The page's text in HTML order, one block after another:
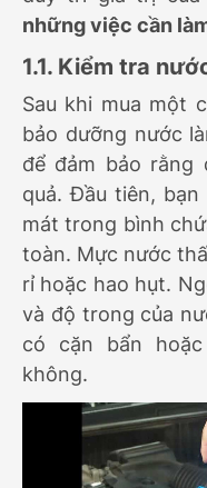
những việc cần
1.1. Kiểm tra
Sau khi mua một
bảo dưỡng nước
để đảm bảo rằng
quả. Đầu tiên,
mát trong bình
toàn. Mực nước
rỉ hoặc hao hụt.
và độ trong của
có cặn bẩn
không.